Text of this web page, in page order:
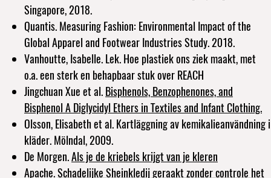
Singapore, 2018.
Quantis. Measuring Fashion: Environmental Impact of the
Global Apparel and Footwear Industries Study. 2018.
Vanhoutte, Isabelle. Lek. Hoe plastiek ons ziek maakt, met
o.a. een sterk en behapbaar stuk over REACH
Jingchuan Xue et al. Bisphenols, Benzophenones, and
Bisphenol A Diglycidyl Ethers in Textiles and Infant Clothing.
Olsson, Elisabeth et al. Kartläggning av kemikalieanvändning i
kläder. Mölndal, 2009.
De Morgen.Als je de kriebels krijgt van je kleren
Apache.Schadelijke Sheinkledij geraakt zonder controle het